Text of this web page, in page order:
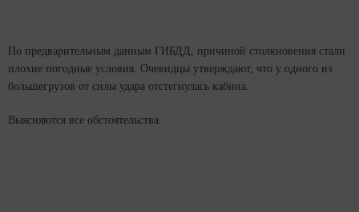
По предварительным данным ГИБДД, причиной столкновения стали
плохие погодные условия. Очевидцы утверждают, что у одного из
большегрузов от силы удара отстегнулась кабина.
Выясняются все обстоятельства.